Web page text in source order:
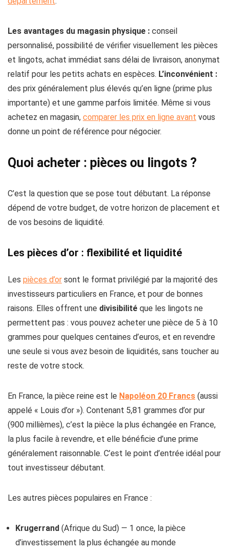
Les avantages du magasin physique : conseil
personnalisé, possibilité de vérifier visuellement les pièces
et lingots, achat immédiat sans délai de livraison, anonymat
relatif pour les petits achats en espèces. L’inconvénient :
des prix généralement plus élevés qu’en ligne (prime plus
importante) et une gamme parfois limitée. Même si vous
achetez en magasin, comparer les prix en ligne avant vous
donne un point de référence pour négocier.
Quoi acheter : pièces ou lingots ?
C’est la question que se pose tout débutant. La réponse
dépend de votre budget, de votre horizon de placement et
de vos besoins de liquidité.
Les pièces d’or : flexibilité et liquidité
Les pièces d’or sont le format privilégié par la majorité des
investisseurs particuliers en France, et pour de bonnes
raisons. Elles offrent une divisibilité que les lingots ne
permettent pas : vous pouvez acheter une pièce de 5 à 10
grammes pour quelques centaines d’euros, et en revendre
une seule si vous avez besoin de liquidités, sans toucher au
reste de votre stock.
En France, la pièce reine est le Napoléon 20 Francs (aussi
appelé « Louis d’or »). Contenant 5,81 grammes d’or pur
(900 millièmes), c’est la pièce la plus échangée en France,
la plus facile à revendre, et elle bénéficie d’une prime
généralement raisonnable. C’est le point d’entrée idéal pour
tout investisseur débutant.
Les autres pièces populaires en France :
Krugerrand (Afrique du Sud) — 1 once, la pièce
d’investissement la plus échangée au monde